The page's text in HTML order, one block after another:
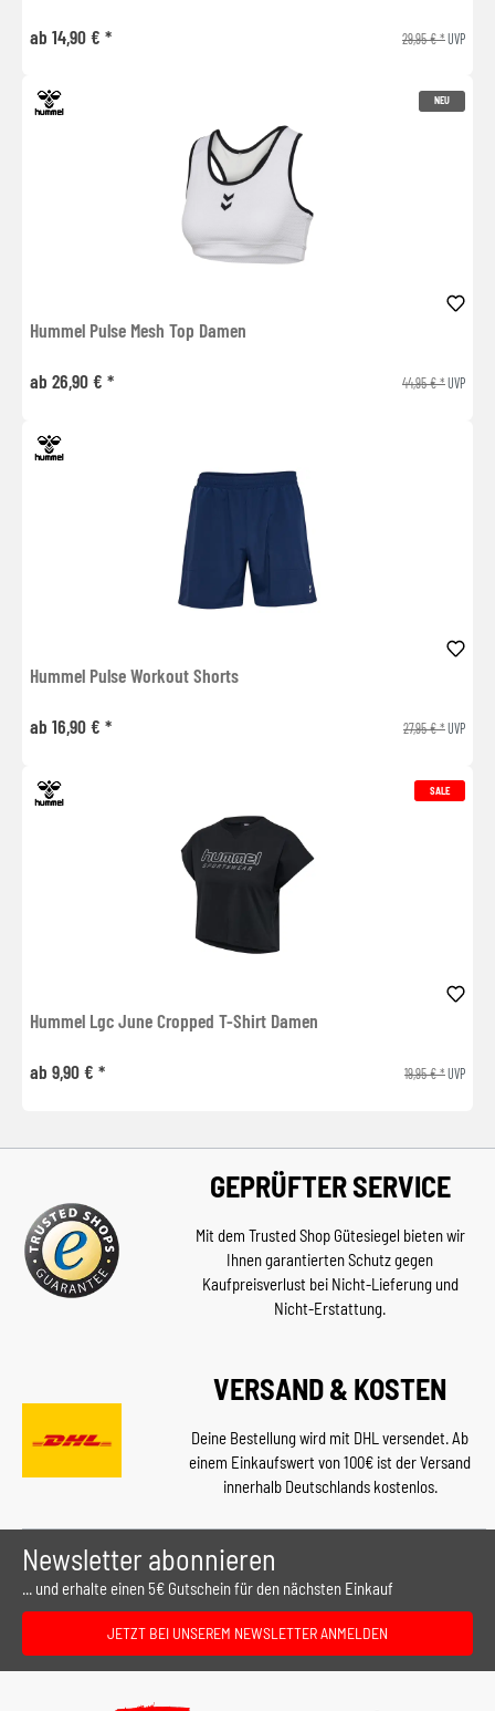
ab 14,90 € * 29,95 € *UVP
NEU
Hummel Pulse Mesh Top Damen
ab 26,90 € * 44,95 € *UVP
Hummel Pulse Workout Shorts
ab 16,90 € * 27,95 € *UVP
SALE
Hummel Lgc June Cropped T-Shirt Damen
ab 9,90 € * 19,95 € *UVP
GEPRÜFTER SERVICE
Mit dem Trusted Shop Gütesiegel bieten wir
Ihnen garantierten Schutz gegen
Kaufpreisverlust bei Nicht-Lieferung und
Nicht-Erstattung.
VERSAND & KOSTEN
Deine Bestellung wird mit DHL versendet. Ab
einem Einkaufswert von 100€ ist der Versand
innerhalb Deutschlands kostenlos.
Newsletter abonnieren
... und erhalte einen 5€ Gutschein für den nächsten Einkauf
JETZT BEI UNSEREM NEWSLETTER ANMELDEN